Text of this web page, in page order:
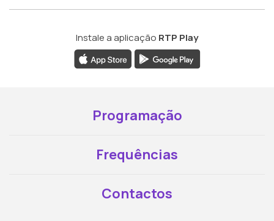
Instale a aplicação RTP Play
Programação
Frequências
Contactos